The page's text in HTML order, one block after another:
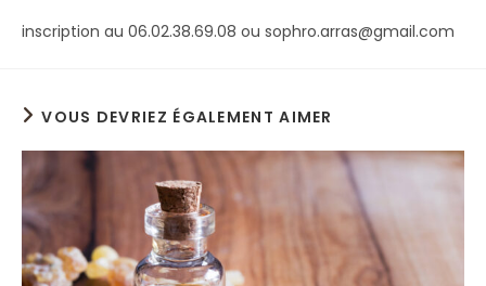
inscription au 06.02.38.69.08 ou sophro.arras@gmail.com
VOUS DEVRIEZ ÉGALEMENT AIMER